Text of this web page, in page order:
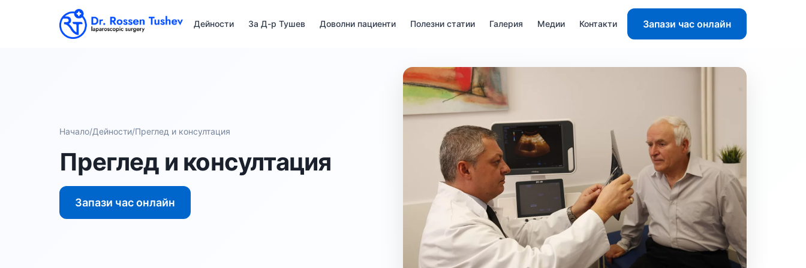
Дейности За Д-р Тушев Доволни пациенти Полезни статии Галерия Медии Контакти Запази час онлайн
Начало/Дейности/Преглед и консултация
Преглед и консултация
Запази час онлайн